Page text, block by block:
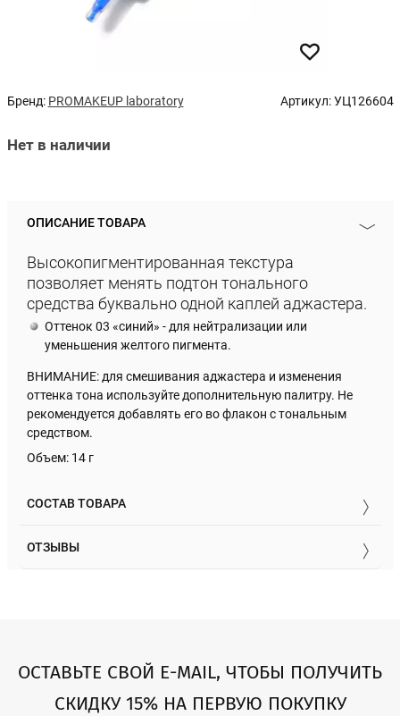
Бренд: PROMAKEUP laboratory Артикул:УЦ126604
Нет в наличии
ОПИСАНИЕ ТОВАРА
Высокопигментированная текстура
позволяет менять подтон тонального
средства буквально одной каплей аджастера.
Оттенок 03 «синий» - для нейтрализации или
уменьшения желтого пигмента.
ВНИМАНИЕ: для смешивания аджастера и изменения
оттенка тона используйте дополнительную палитру. Не
рекомендуется добавлять его во флакон с тональным
средством.
Объем: 14 г
СОСТАВ ТОВАРА
ОТЗЫВЫ
ОСТАВЬТЕ СВОЙ E-MAIL, ЧТОБЫ ПОЛУЧИТЬ
СКИДКУ 15% НА ПЕРВУЮ ПОКУПКУ